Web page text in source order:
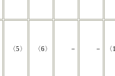
〈5〉 〈6〉 － －